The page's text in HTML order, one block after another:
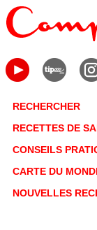
RECHERCHER
RECETTES DE
CONSEILS
CARTE DU
NOUVELLES